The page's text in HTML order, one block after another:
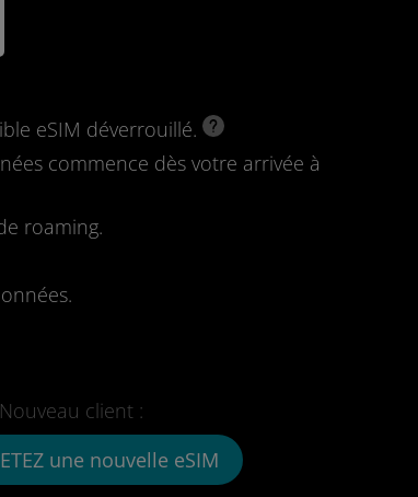
eSIM déverrouillé.
commence dès votre arrivée à
roaming.
Nouveau client :
une nouvelle eSIM